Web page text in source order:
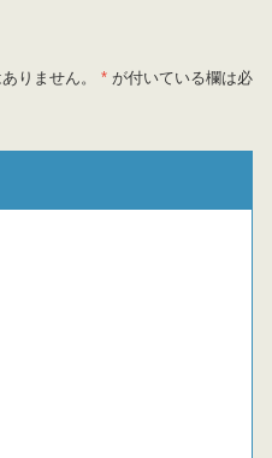
りません。 * が付いている欄は必